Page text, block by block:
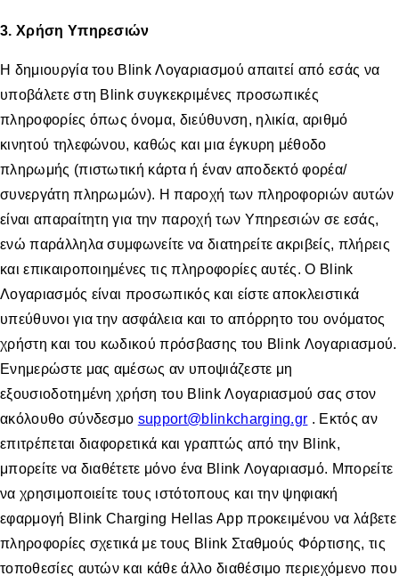
3. Χρήση Υπηρεσιών
Η δημιουργία του Βlink Λογαριασμού απαιτεί από εσάς να
υποβάλετε στη Blink συγκεκριμένες προσωπικές
πληροφορίες όπως όνομα, διεύθυνση, ηλικία, αριθμό
κινητού τηλεφώνου, καθώς και μια έγκυρη μέθοδο
πληρωμής (πιστωτική κάρτα ή έναν αποδεκτό φορέα/
συνεργάτη πληρωμών). Η παροχή των πληροφοριών αυτών
είναι απαραίτητη για την παροχή των Υπηρεσιών σε εσάς,
ενώ παράλληλα συμφωνείτε να διατηρείτε ακριβείς, πλήρεις
και επικαιροποιημένες τις πληροφορίες αυτές. Ο Blink
Λογαριασμός είναι προσωπικός και είστε αποκλειστικά
υπεύθυνοι για την ασφάλεια και το απόρρητο του ονόματος
χρήστη και του κωδικού πρόσβασης του Blink Λογαριασμού.
Ενημερώστε μας αμέσως αν υποψιάζεστε μη
εξουσιοδοτημένη χρήση του Blink Λογαριασμού σας στον
ακόλουθο σύνδεσμο support@blinkcharging.gr . Εκτός αν
επιτρέπεται διαφορετικά και γραπτώς από την Blink,
μπορείτε να διαθέτετε μόνο ένα Blink Λογαριασμό. Μπορείτε
να χρησιμοποιείτε τους ιστότοπους και την ψηφιακή
εφαρμογή Blink Charging Hellas App προκειμένου να λάβετε
πληροφορίες σχετικά με τους Blink Σταθμούς Φόρτισης, τις
τοποθεσίες αυτών και κάθε άλλο διαθέσιμο περιεχόμενο που